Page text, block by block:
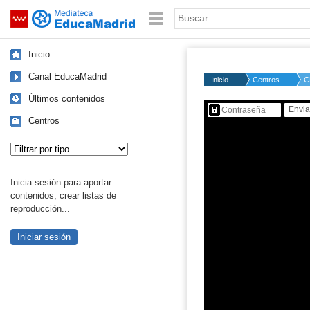
Saltar navegación Palabra o frase:
Inicio
Canal EducaMadrid
Últimos contenidos
Centros
Inicia sesión para aportar
contenidos, crear listas de
reproducción...
Iniciar sesión
Inicio Centros
Contenido protegido…